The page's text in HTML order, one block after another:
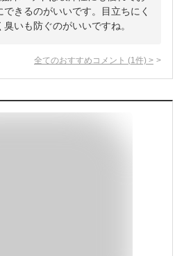
できるのがいいです。目立ちにく
いも防ぐのがいいですね。
全てのおすすめコメント (1 件) >